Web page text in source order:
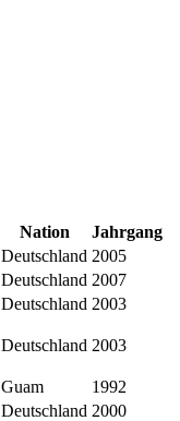
Nation
Jahrgang
Deutschland 2005
Deutschland 2007
Deutschland 2003
Deutschland 2003
Guam
1992
Deutschland 2000